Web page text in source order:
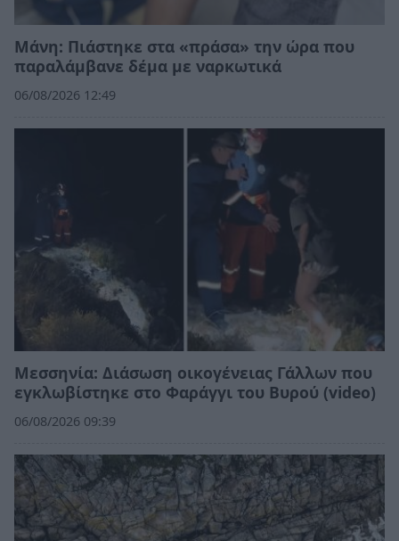
Μάνη: Πιάστηκε στα «πράσα» την ώρα που
παραλάμβανε δέμα με ναρκωτικά
06/08/2026 12:49
Μεσσηνία: Διάσωση οικογένειας Γάλλων που
εγκλωβίστηκε στο Φαράγγι του Βυρού (video)
06/08/2026 09:39